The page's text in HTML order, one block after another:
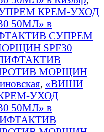
КРЕМ-УХОД
50МЛ» в
СУПРЕМ
SPF30
МОРЩИН
, «ВИШИ
УХОД
50МЛ» в